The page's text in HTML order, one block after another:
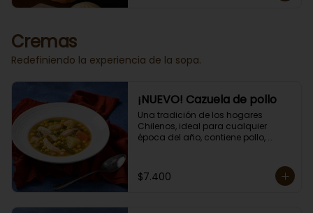
Cremas
Redefiniendo la experiencia de la sopa.
¡NUEVO! Cazuela de pollo
Una tradición de los hogares
Chilenos, ideal para cualquier
época del año, contiene pollo,
Porción individual lista para servir
de 400 grs. Cero lacto.
$7.400